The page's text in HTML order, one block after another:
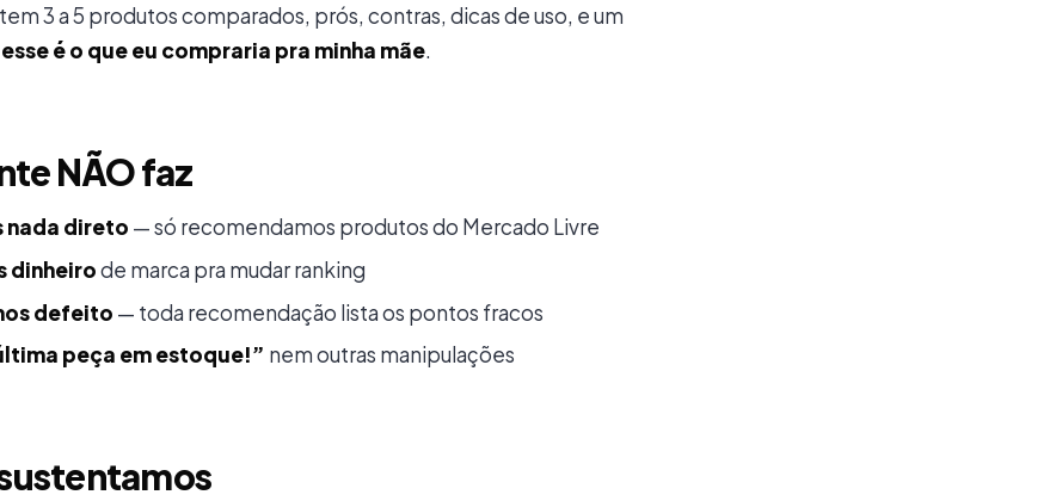
3 a 5 produtos comparados, prós, contras, dicas de uso, e um
esse é o que eu compraria pra minha mãe.
NÃO faz
nada direto — só recomendamos produtos do Mercado Livre
dinheirode marca pra mudar ranking
defeito — toda recomendação lista os pontos fracos
peça em estoque!” nem outras manipulações